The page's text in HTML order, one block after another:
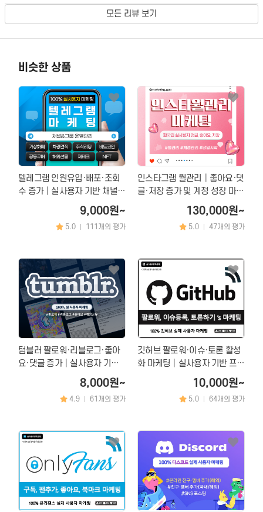
모든 리뷰 보기
비슷한 상품
텔레그램 인원유입·배포·조회
수 증가│실사용자 기반 채널
9,000원~
5.0 111개의 평가
인스타그램 월관리│좋아요·댓
글·저장 증가 및 계정 성장 마케
130,000원~
5.0 47개의 평가
텀블러 팔로워·리블로그·좋아
요·댓글 증가│실사용자 기반
노출 상승 & 계정 활성화 마케
8,000원~
4.9 61개의 평가
깃허브 팔로워·이슈·토론 활성
화 마케팅│실사용자 기반 프로
젝트 노출 상승 & 계정 성장
10,000원~
5.0 64개의 평가